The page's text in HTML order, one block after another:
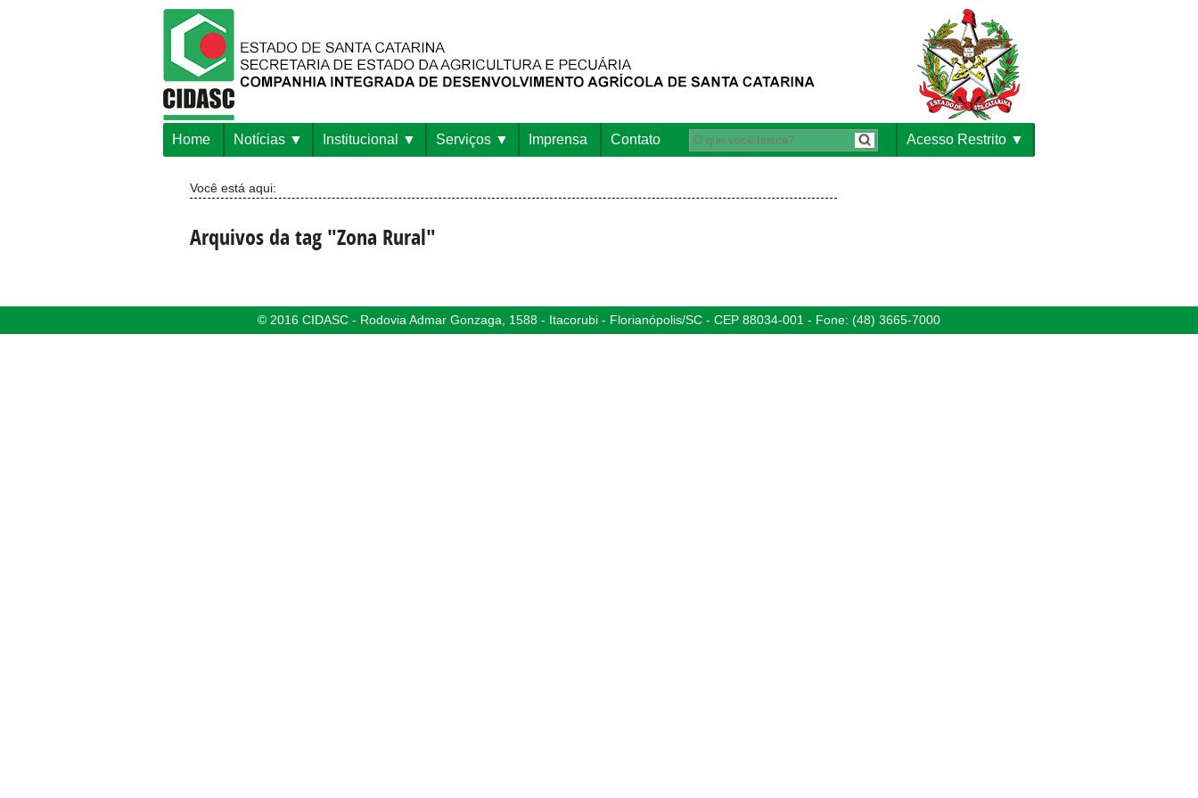
Home Notícias Institucional Serviços Imprensa Contato Acesso Restrito
Você está aqui:
Arquivos da tag "Zona Rural"
© 2016 CIDASC - Rodovia Admar Gonzaga, 1588 - Itacorubi - Florianópolis/SC - CEP 88034-001 - Fone: (48) 3665-7000